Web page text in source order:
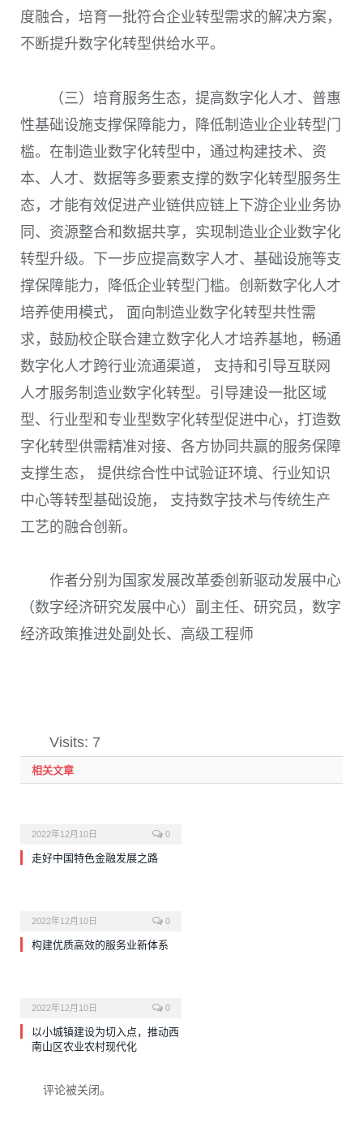
度融合，培育一批符合企业转型需求的解决方案，
不断提升数字化转型供给水平。
（三）培育服务生态，提高数字化人才、普惠
性基础设施支撑保障能力，降低制造业企业转型门
槛。在制造业数字化转型中，通过构建技术、资
本、人才、数据等多要素支撑的数字化转型服务生
态，才能有效促进产业链供应链上下游企业业务协
同、资源整合和数据共享，实现制造业企业数字化
转型升级。下一步应提高数字人才、基础设施等支
撑保障能力，降低企业转型门槛。创新数字化人才
培养使用模式， 面向制造业数字化转型共性需
求，鼓励校企联合建立数字化人才培养基地，畅通
数字化人才跨行业流通渠道， 支持和引导互联网
人才服务制造业数字化转型。引导建设一批区域
型、行业型和专业型数字化转型促进中心，打造数
字化转型供需精准对接、各方协同共赢的服务保障
支撑生态， 提供综合性中试验证环境、行业知识
中心等转型基础设施， 支持数字技术与传统生产
工艺的融合创新。
作者分别为国家发展改革委创新驱动发展中心
（数字经济研究发展中心）副主任、研究员，数字
经济政策推进处副处长、高级工程师
Visits: 7
相关文章
2022年12月10日 0
走好中国特色金融发展之路
2022年12月10日 0
构建优质高效的服务业新体系
2022年12月10日 0
以小城镇建设为切入点，推动西
南山区农业农村现代化
评论被关闭。